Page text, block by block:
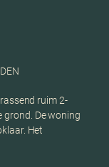
ruim 2-
De woning
Het